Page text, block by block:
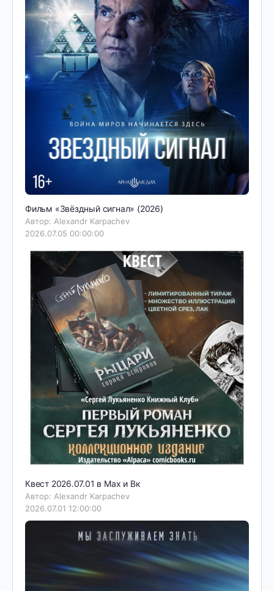
Фильм «Звёздный сигнал» (2026)
Автор: Alexandr Karpachev
2026.07.05 00:00:00
Квест 2026.07.01 в Мах и Вк
Автор: Alexandr Karpachev
2026.07.01 12:00:00